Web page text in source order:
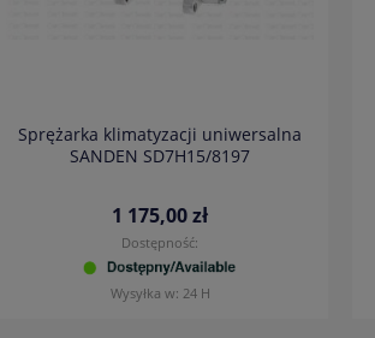
Sprężarka klimatyzacji uniwersalna
SANDEN SD7H15/8197
1 175,00 zł
Dostępność:
Wysyłka w: 24 H